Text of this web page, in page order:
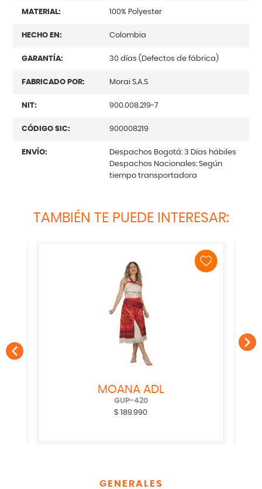
MATERIAL: 100% Polyester
HECHO EN: Colombia
GARANTÍA: 30 días (Defectos de fábrica)
FABRICADO POR: Morai S.A.S
NIT: 900.008.219-7
CÓDIGO SIC: 900008219
ENVÍO:
Despachos Bogotá: 3 Días hábiles
Despachos Nacionales: Según
tiempo transportadora
TAMBIÉN TE PUEDE INTERESAR:
MOANA ADL
GUP-420
$ 189.990
GENERALES